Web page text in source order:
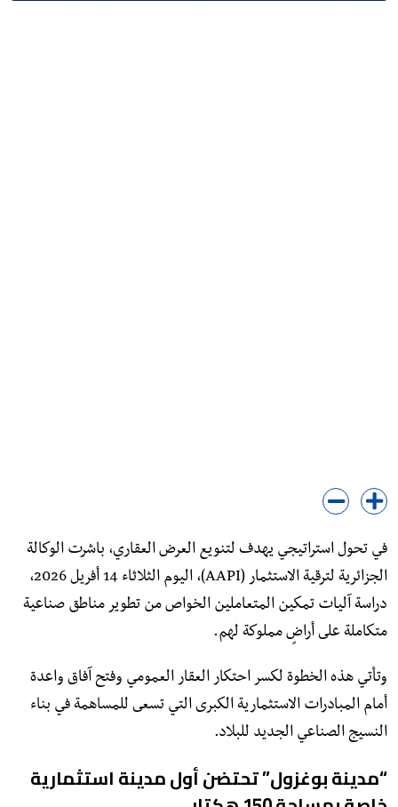
​في تحول استراتيجي يهدف لتنويع العرض العقاري، باشرت الوكالة
الجزائرية لترقية الاستثمار (AAPI)، اليوم الثلاثاء 14 أفريل 2026،
دراسة آليات تمكين المتعاملين الخواص من تطوير مناطق صناعية
متكاملة على أراضٍ مملوكة لهم.
وتأتي هذه الخطوة لكسر احتكار العقار العمومي وفتح آفاق واعدة
أمام المبادرات الاستثمارية الكبرى التي تسعى للمساهمة في بناء
النسيج الصناعي الجديد للبلاد.
“مدينة بوغزول” تحتضن أول مدينة استثمارية